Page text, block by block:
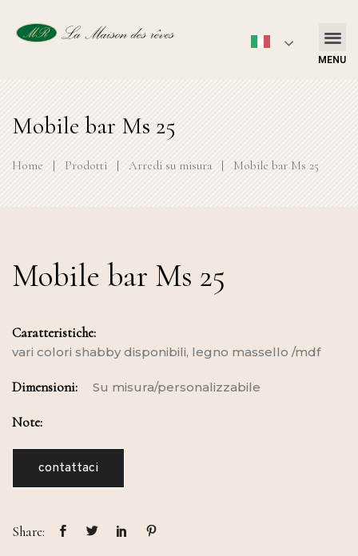
MENU
Mobile bar Ms 25
Home | Prodotti | Arredi su misura | Mobile bar Ms 25
Mobile bar Ms 25
Caratteristiche:
vari colori shabby disponibili, legno massello /mdf
Dimensioni: Su misura/personalizzabile
Note:
contattaci
Share: